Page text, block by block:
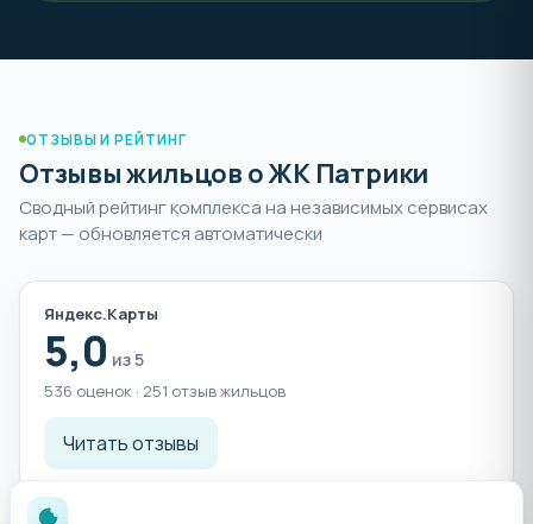
ОТЗЫВЫ И РЕЙТИНГ
Отзывы жильцов о ЖК Патрики
Сводный рейтинг комплекса на независимых сервисах
карт — обновляется автоматически
Яндекс.Карты
5,0 из 5
536 оценок · 251 отзыв жильцов
Читать отзывы